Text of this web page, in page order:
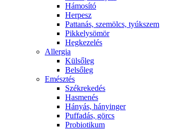
Hámosító
Herpesz
Pattanás, szemölcs, tyúkszem
Pikkelysömör
Hegkezelés
Allergia
Külsőleg
Belsőleg
Emésztés
Székrekedés
Hasmenés
Hányás, hányinger
Puffadás, görcs
Probiotikum